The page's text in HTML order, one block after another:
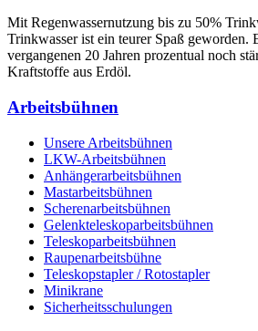
Mit Regenwassernutzung bis zu 50%
Trinkwasser ist ein teurer Spaß geworden.
vergangenen 20 Jahren prozentual noch
Kraftstoffe aus Erdöl.
Arbeitsbühnen
Unsere Arbeitsbühnen
LKW-Arbeitsbühnen
Anhängerarbeitsbühnen
Mastarbeitsbühnen
Scherenarbeitsbühnen
Gelenkteleskoparbeitsbühnen
Teleskoparbeitsbühnen
Raupenarbeitsbühne
Teleskopstapler / Rotostapler
Minikrane
Sicherheitsschulungen